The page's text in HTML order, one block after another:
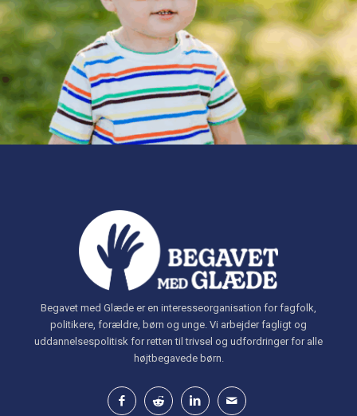
Begavet med Glæde er en interesseorganisation for fagfolk,
politikere, forældre, børn og unge. Vi arbejder fagligt og
uddannelsespolitisk for retten til trivsel og udfordringer for alle
højtbegavede børn.